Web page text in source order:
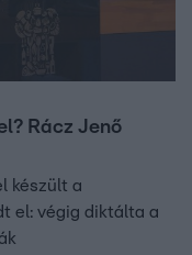
Rácz Jenő
készült a
el: végig diktálta a